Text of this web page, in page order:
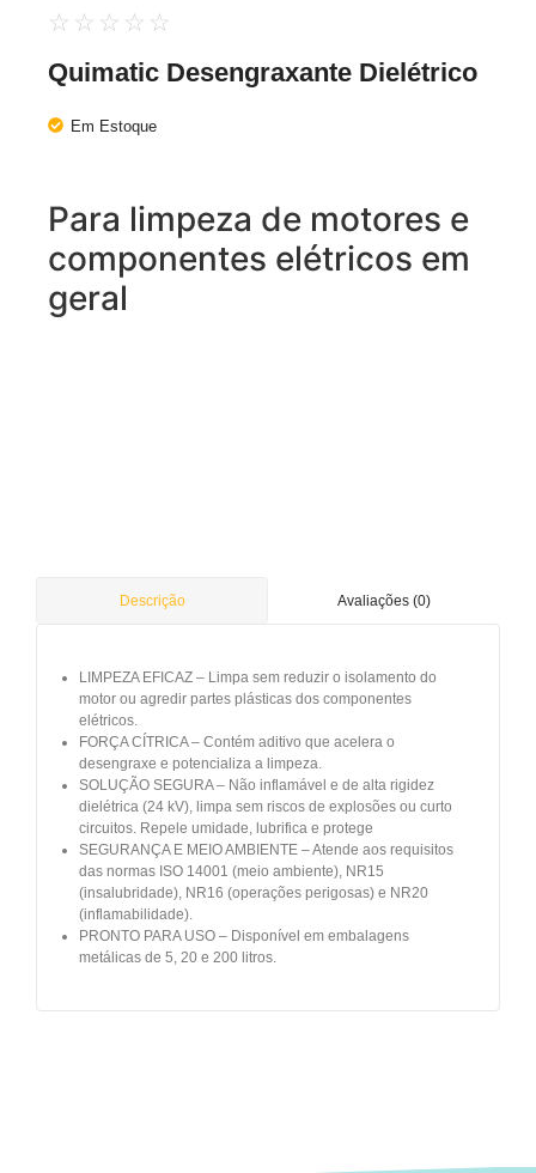
☆ ☆ ☆ ☆ ☆
Quimatic Desengraxante Dielétrico
Em Estoque
Para limpeza de motores e
componentes elétricos em
geral
Descrição Avaliações (0)
LIMPEZA EFICAZ – Limpa sem reduzir o isolamento do
motor ou agredir partes plásticas dos componentes
elétricos.
FORÇA CÍTRICA – Contém aditivo que acelera o
desengraxe e potencializa a limpeza.
SOLUÇÃO SEGURA – Não inflamável e de alta rigidez
dielétrica (24 kV), limpa sem riscos de explosões ou curto
circuitos. Repele umidade, lubrifica e protege
SEGURANÇA E MEIO AMBIENTE – Atende aos requisitos
das normas ISO 14001 (meio ambiente), NR15
(insalubridade), NR16 (operações perigosas) e NR20
(inflamabilidade).
PRONTO PARA USO – Disponível em embalagens
metálicas de 5, 20 e 200 litros.